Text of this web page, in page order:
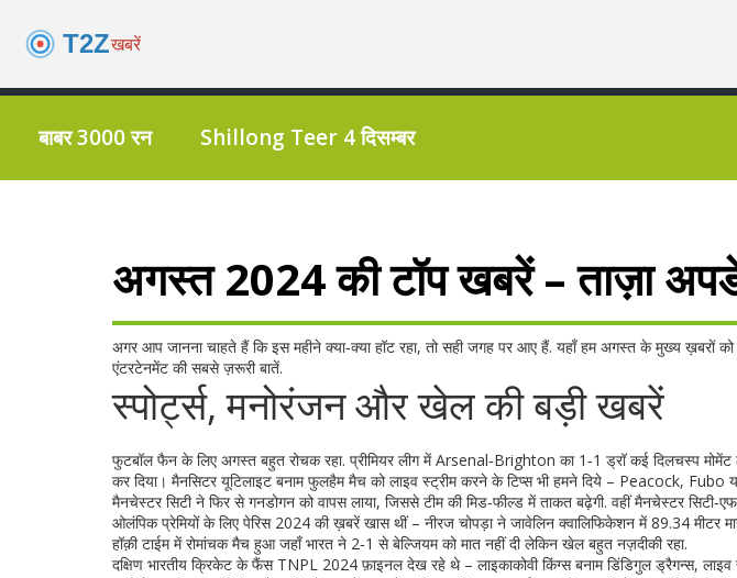
बाबर 3000 रन Shillong Teer 4 दिसम्बर
अगस्त 2024 की टॉप खबरें – ताज़ा
अगर आप जानना चाहते हैं कि इस महीने क्या‑क्या हॉट रहा, तो सही जगह पर आए हैं. यहाँ हम अगस्त के मुख्य ख़बरों
एंटरटेनमेंट की सबसे ज़रूरी बातें.
स्पोर्ट्स, मनोरंजन और खेल की बड़ी खबरें
फुटबॉल फैन के लिए अगस्त बहुत रोचक रहा. प्रीमियर लीग में Arsenal‑Brighton का 1‑1 ड्रॉ कई दिलचस्प मोमेंट
कर दिया। मैनसिटर यूटिलाइट बनाम फुलहैम मैच को लाइव स्ट्रीम करने के टिप्स भी हमने दिये – Peacock, Fubo
मैनचेस्टर सिटी ने फिर से गनडोगन को वापस लाया, जिससे टीम की मिड‑फील्ड में ताकत बढ़ेगी. वहीं मैनचेस्टर
ओलंपिक प्रेमियों के लिए पेरिस 2024 की ख़बरें खास थीं – नीरज चोपड़ा ने जावेलिन क्वालिफिकेशन में 89.34 मीटर
हॉक़ी टाईम में रोमांचक मैच हुआ जहाँ भारत ने 2‑1 से बेल्जियम को मात नहीं दी लेकिन खेल बहुत नज़दीकी रहा.
दक्षिण भारतीय क्रिकेट के फैंस TNPL 2024 फ़ाइनल देख रहे थे – लाइकाकोवी किंग्स बनाम डिंडिगुल ड्रैगन्स, लाइव